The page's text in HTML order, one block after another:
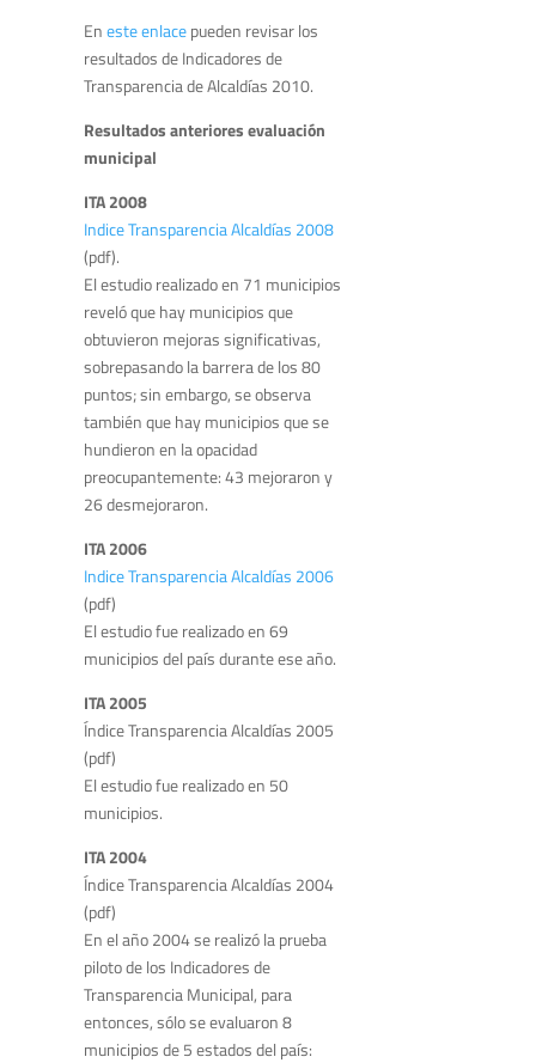
Eneste enlacepueden revisar los
resultados de Indicadores de
Transparencia de Alcaldías 2010.
Resultados anteriores evaluación
municipal
ITA 2008
Indice Transparencia Alcaldías 2008
(pdf).
El estudio realizado en 71 municipios
reveló que hay municipios que
obtuvieron mejoras significativas,
sobrepasando la barrera de los 80
puntos; sin embargo, se observa
también que hay municipios que se
hundieron en la opacidad
preocupantemente: 43 mejoraron y
26 desmejoraron.
ITA 2006
Indice Transparencia Alcaldías 2006
(pdf)
El estudio fue realizado en 69
municipios del país durante ese año.
ITA 2005
Índice Transparencia Alcaldías 2005
(pdf)
El estudio fue realizado en 50
municipios.
ITA 2004
Índice Transparencia Alcaldías 2004
(pdf)
En el año 2004 se realizó la prueba
piloto de los Indicadores de
Transparencia Municipal, para
entonces, sólo se evaluaron 8
municipios de 5 estados del país: